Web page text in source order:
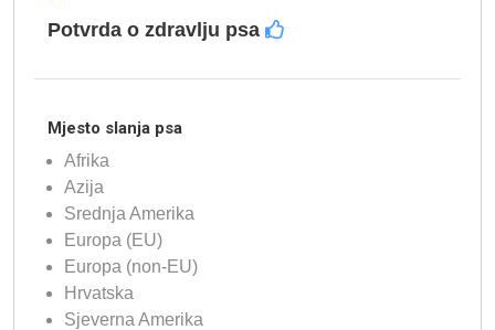
Potvrda o zdravlju psa
Mjesto slanja psa
Afrika
Azija
Srednja Amerika
Europa (EU)
Europa (non-EU)
Hrvatska
Sjeverna Amerika